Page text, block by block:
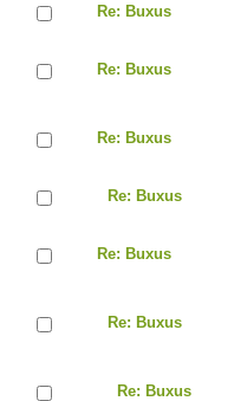
Re: Buxus
Re: Buxus
Re: Buxus
Re: Buxus
Re: Buxus
Re: Buxus
Re: Buxus